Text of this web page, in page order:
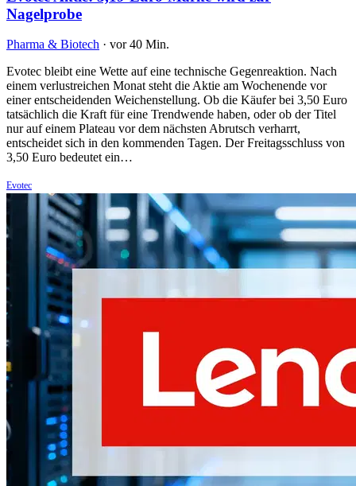
Nagelprobe
Pharma & Biotech · vor 40 Min.
Evotec bleibt eine Wette auf eine technische Gegenreaktion. Nach
einem verlustreichen Monat steht die Aktie am Wochenende vor
einer entscheidenden Weichenstellung. Ob die Käufer bei 3,50 Euro
tatsächlich die Kraft für eine Trendwende haben, oder ob der Titel
nur auf einem Plateau vor dem nächsten Abrutsch verharrt,
entscheidet sich in den kommenden Tagen. Der Freitagsschluss von
3,50 Euro bedeutet ein…
Evotec